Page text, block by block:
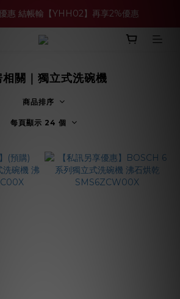
找強老闆，比百貨公司更划算 >>
惠 結帳輸【YHH02】再享2%優惠
找強老闆，比百貨公司更划算 >>
相關｜獨立式洗碗機
商品排序
每頁顯示 24 個